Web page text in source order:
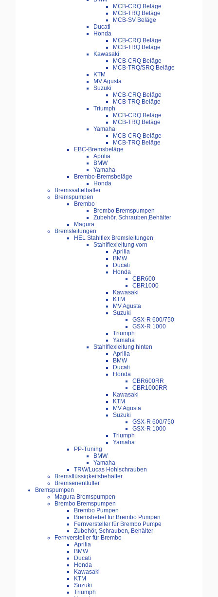
MCB-CRQ Beläge
MCB-TRQ Beläge
MCB-SV Beläge
Ducati
Honda
MCB-CRQ Beläge
MCB-TRQ Beläge
Kawasaki
MCB-CRQ Beläge
MCB-TRQ/SRQ Beläge
KTM
MV Agusta
Suzuki
MCB-CRQ Beläge
MCB-TRQ Beläge
Triumph
MCB-CRQ Beläge
MCB-TRQ Beläge
Yamaha
MCB-CRQ Beläge
MCB-TRQ Beläge
EBC-Bremsbeläge
Aprilia
BMW
Yamaha
Brembo-Bremsbeläge
Honda
Bremssattelhalter
Bremspumpen
Brembo
Brembo Bremspumpen
Zubehör, Schrauben,Behälter
Magura
Bremsleitungen
HEL Stahlflex Bremsleitungen
Stahlflexleitung vorn
Aprilia
BMW
Ducati
Honda
CBR600
CBR1000
Kawasaki
KTM
MV Agusta
Suzuki
GSX-R 600/750
GSX-R 1000
Triumph
Yamaha
Stahlflexleitung hinten
Aprilia
BMW
Ducati
Honda
CBR600RR
CBR1000RR
Kawasaki
KTM
MV Agusta
Suzuki
GSX-R 600/750
GSX-R 1000
Triumph
Yamaha
PP-Tuning
BMW
Yamaha
TRW/Lucas Hohlschrauben
Bremsflüssigkeitsbehälter
Bremsenentlüfter
Bremspumpen
Magura Bremspumpen
Brembo Bremspumpen
Brembo Pumpen
Bremshebel für Brembo Pumpen
Fernversteller für Brembo Pumpe
Zubehör, Schrauben, Behälter
Fernversteller für Brembo
Aprilia
BMW
Ducati
Honda
Kawasaki
KTM
Suzuki
Triumph